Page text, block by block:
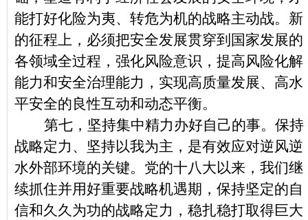
能打好化险为夷、转危为机的战略主动战。新
的征程上，必须把安全发展贯穿到国家发展的
各领域全过程，强化风险意识，提高风险化解
能力和安全治理能力，实现高质量发展、高水
平安全的良性互动和动态平衡。
第七，坚持集中精力办好自己的事。保持
战略定力、坚持以我为主，是有效应对逆风逆
水外部环境的关键。党的十八大以来，我们继
续抓住并用好重要战略机遇期，保持坚定的自
信和久久为功的战略定力，稳扎稳打取得巨大